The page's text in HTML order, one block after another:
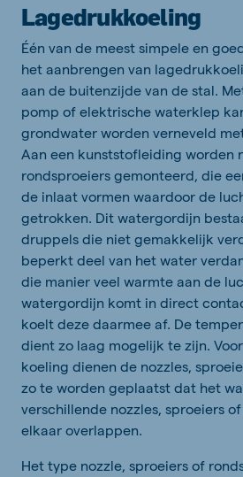
Lagedrukkoeling
Één van de meest simpele en
het aanbrengen van
aan de buitenzijde van de stal.
pomp of elektrische waterklep
grondwater worden verneveld
Aan een kunststofleiding worden
rondsproeiers gemonteerd, die
de inlaat vormen waardoor de
getrokken. Dit watergordijn
druppels die niet gemakkelijk
beperkt deel van het water
die manier veel warmte aan de
watergordijn komt in direct
koelt deze daarmee af. De
dient zo laag mogelijk te zijn.
koeling dienen de nozzles,
zo te worden geplaatst dat het
verschillende nozzles, sproeiers
elkaar overlappen.
Het type nozzle, sproeiers of